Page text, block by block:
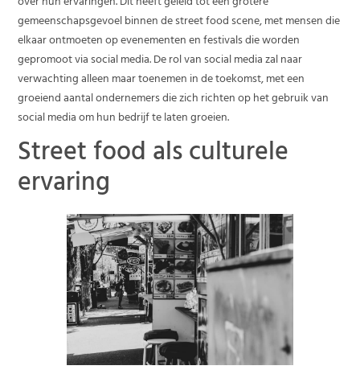
gemeenschapsgevoel binnen de street food scene, met mensen die
elkaar ontmoeten op evenementen en festivals die worden
gepromoot via social media. De rol van social media zal naar
verwachting alleen maar toenemen in de toekomst, met een
groeiend aantal ondernemers die zich richten op het gebruik van
social media om hun bedrijf te laten groeien.
Street food als culturele
ervaring